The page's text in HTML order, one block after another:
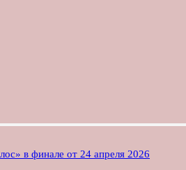
в финале от 24 апреля 2026